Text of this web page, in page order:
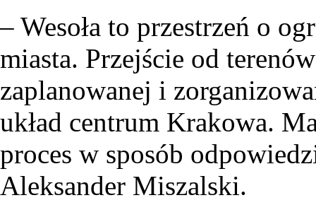
– Wesoła to przestrzeń o
miasta. Przejście od
zaplanowanej i
układ centrum Krakowa.
proces w sposób
Aleksander Miszalski.